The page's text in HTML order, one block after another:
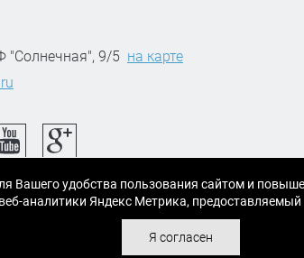
"Солнечная", 9/5 на карте
Вашего удобства пользования сайтом и
веб-аналитики Яндекс Метрика,
Я согласен